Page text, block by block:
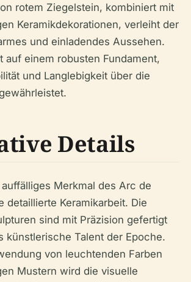
rotem Ziegelstein, kombiniert mit
Keramikdekorationen, verleiht der
und einladendes Aussehen.
auf einem robusten Fundament,
und Langlebigkeit über die
Details
Merkmal des Arc de
detaillierte Keramikarbeit. Die
sind mit Präzision gefertigt
künstlerische Talent der Epoche.
von leuchtenden Farben
Mustern wird die visuelle